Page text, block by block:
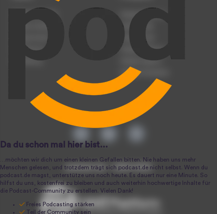
Podcast anmelden
Podcast hochladen
Podcast-Events
Registrierung
Anmeldung
Podcast-Beratung
Podcast-Jobs
Podcast-Push
Podcast-Werbung
Podcast-Agentur
Podcast-Produktion
podcast.de ~ 2004-2026